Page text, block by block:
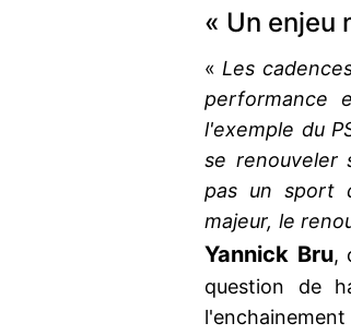
« Un enjeu
«Les
performance
l'exemple du
se renouveler
pas un sport
majeur, le
Yannick Bru,
question de